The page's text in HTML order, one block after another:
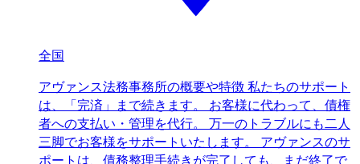
全国
アヴァンス法務事務所の概要や特徴 私たちのサポート
は、「完済」まで続きます。 お客様に代わって、債権
者への支払い・管理を代行。 万一のトラブルにも二人
三脚でお客様をサポートいたします。 アヴァンスのサ
ポートは、債務整理手続きが完了しても、まだ終了で